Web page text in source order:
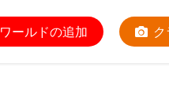
ワールドの追加